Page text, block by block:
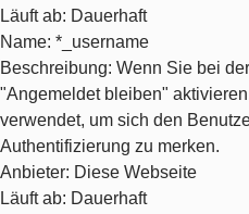
Läuft ab: Dauerhaft
Name: *_username
Beschreibung: Wenn Sie bei
"Angemeldet bleiben"
verwendet, um sich den
Authentifizierung zu merken.
Anbieter: Diese Webseite
Läuft ab: Dauerhaft